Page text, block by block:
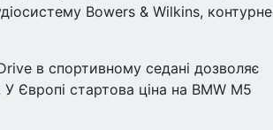
Bowers & Wilkins, контурне
в спортивному седані дозволяє
Європі стартова ціна на BMW M5